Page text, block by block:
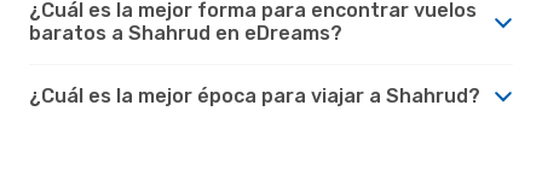
¿Cuál es la mejor forma para encontrar vuelos
baratos a Shahrud en eDreams?
¿Cuál es la mejor época para viajar a Shahrud?